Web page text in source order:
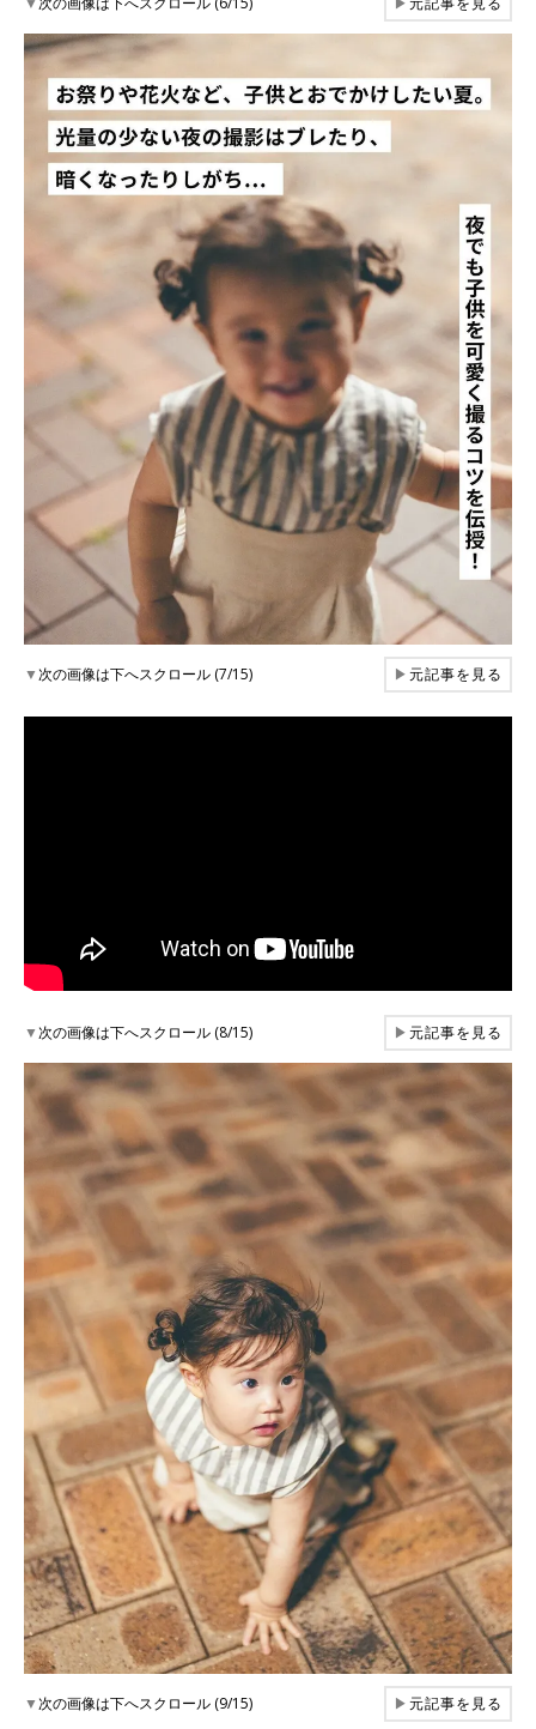
▼次の画像は下へスクロール (7/15) ▶元記事を見る
▼次の画像は下へスクロール (8/15) ▶元記事を見る
▼次の画像は下へスクロール (9/15) ▶元記事を見る